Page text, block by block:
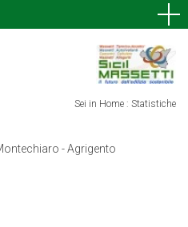
Sei in Home : Statistiche
- Agrigento